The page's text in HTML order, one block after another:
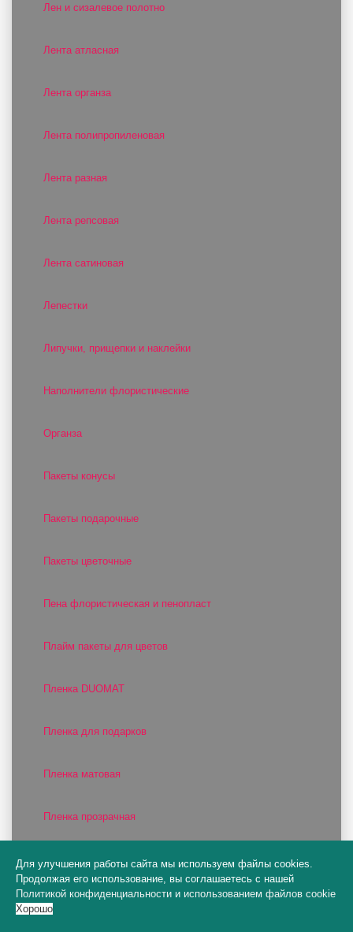
Лен и сизалевое полотно
Лента атласная
Лента органза
Лента полипропиленовая
Лента разная
Лента репсовая
Лента сатиновая
Лепестки
Липучки, прищепки и наклейки
Наполнители флористические
Органза
Пакеты конусы
Пакеты подарочные
Пакеты цветочные
Пена флористическая и пенопласт
Плайм пакеты для цветов
Пленка DUOMAT
Пленка для подарков
Пленка матовая
Пленка прозрачная
Пленка фактурная
Пленка цветная
Для улучшения работы сайта мы используем файлы cookies.
Продолжая его использование, вы соглашаетесь с нашей
Политикой конфиденциальности и использованием файлов cookie
Хорошо